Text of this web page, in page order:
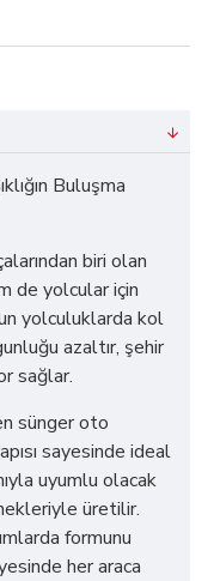
Buluşma
biri olan
de yolcular için
yolculuklarda kol
azaltır, şehir
sağlar.
sünger oto
sayesinde ideal
uyumlu olacak
üretilir.
formunu
her araca